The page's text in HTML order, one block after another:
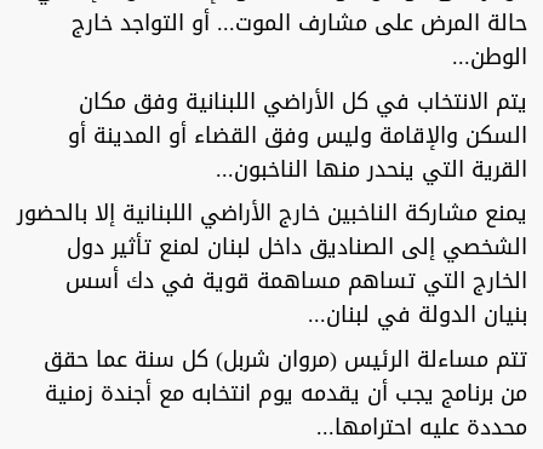
حالة المرض على مشارف الموت... أو التواجد خارج
الوطن...
يتم الانتخاب في كل الأراضي اللبنانية وفق مكان
السكن والإقامة وليس وفق القضاء أو المدينة أو
القرية التي ينحدر منها الناخبون...
يمنع مشاركة الناخبين خارج الأراضي اللبنانية إلا بالحضور
الشخصي إلى الصناديق داخل لبنان لمنع تأثير دول
الخارج التي تساهم مساهمة قوية في دك أسس
بنيان الدولة في لبنان...
تتم مساءلة الرئيس (مروان شربل) كل سنة عما حقق
من برنامج يجب أن يقدمه يوم انتخابه مع أجندة زمنية
محددة عليه احترامها...